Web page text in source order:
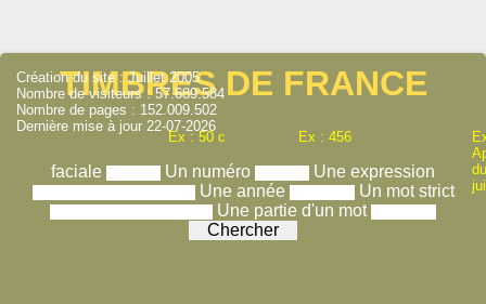
TIMBRES DE FRANCE
Ex : 50 c Ex : 456
faciale Un numéro
Une expression
Une année
Un mot strict
Une partie d'un mot
Création du site : Juillet 2005
Nombre de visiteurs : 57.689.584
Nombre de pages : 152.009.502
Dernière mise à jour 22-07-2026